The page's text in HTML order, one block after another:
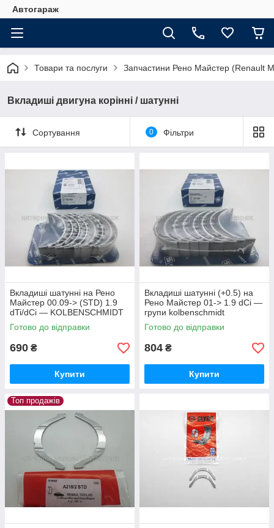
Автогараж
Товари та послуги Запчастини Рено Майстер (Renault
Вкладиші двигуна корінні / шатунні
Сортування 0 Фільтри
Вкладиші шатунні на Рено
Майстер 00.09-> (STD) 1.9
dTi/dCi — KOLBENSCHMIDT
(Німеччина) - 77752600
Готово до відправки
690 ₴
Купити
Вкладиші шатунні (+0.5) на
Рено Майстер 01-> 1.9 dCi —
групи kolbenschmidt
(Німеччина) - 77752620
Готово до відправки
804 ₴
Купити
Топ продажів